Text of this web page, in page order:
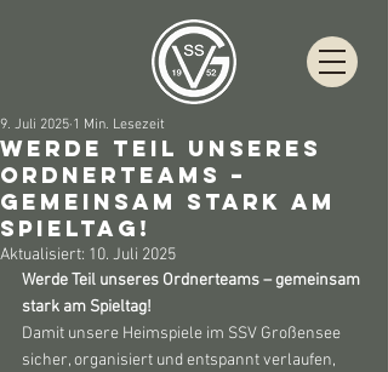
Werde Teil unseres
Ordnerteams –
gemeinsam stark am
Spieltag!
9. Juli 2025 1 Min. Lesezeit
Aktualisiert: 10. Juli 2025
Werde Teil unseres Ordnerteams – gemeinsam
stark am Spieltag!
Damit unsere Heimspiele im SSV Großensee
sicher, organisiert und entspannt verlaufen,